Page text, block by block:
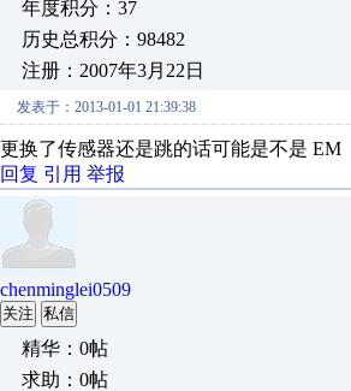
年度积分：37
历史总积分：98482
注册：2007年3月22日
发表于：2013-01-01 21:39:38
更换了传感器还是跳的话可能是不是
回复 引用 举报
chenminglei0509
关注 私信
精华：0帖
求助：0帖